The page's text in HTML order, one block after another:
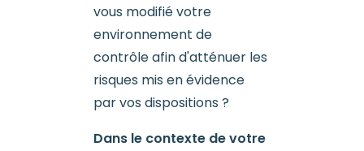
vous modifié votre
environnement de
contrôle afin d'atténuer les
risques mis en évidence
par vos dispositions ?
Dans le contexte de votre